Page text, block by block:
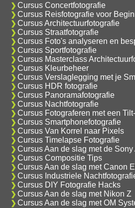
Cursus Concertfotografie
Cursus Reisfotografie voor
Cursus Architectuurfotografie
Cursus Straatfotografie
Cursus Foto's analyseren en
Cursus Sportfotografie
Cursus Masterclass
Cursus Kleurbeheer
Cursus Verslaglegging met je
Cursus HDR fotografie
Cursus Panoramafotografie
Cursus Nachtfotografie
Cursus Fotograferen met een
Cursus Smartphonefotografie
Cursus Van Korrel naar Pixels
Cursus Timelapse Fotografie
Cursus Aan de slag met de Sony
Cursus Compositie Tips
Cursus Aan de slag met Canon
Cursus Industriele
Cursus DIY Fotografie Hacks
Cursus Aan de slag met Nikon Z
Cursus Aan de slag met OM